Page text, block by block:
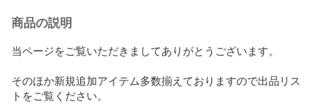
商品の説明
当ページをご覧いただきましてありがとうございます。
そのほか新規追加アイテム多数揃えておりますので出品リス
トをご覧ください。